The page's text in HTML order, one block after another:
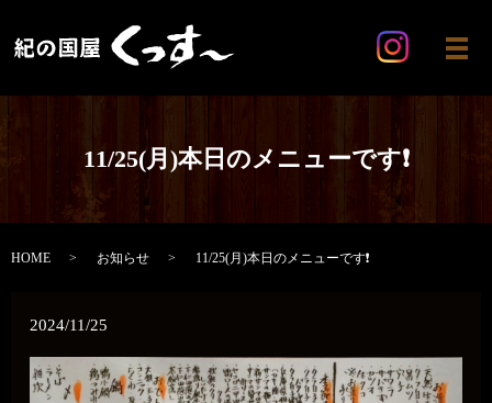
メ
11/25(月)本日のメニューです❗️
HOME お知らせ 11/25(月)本日のメニューです❗️
2024/11/25